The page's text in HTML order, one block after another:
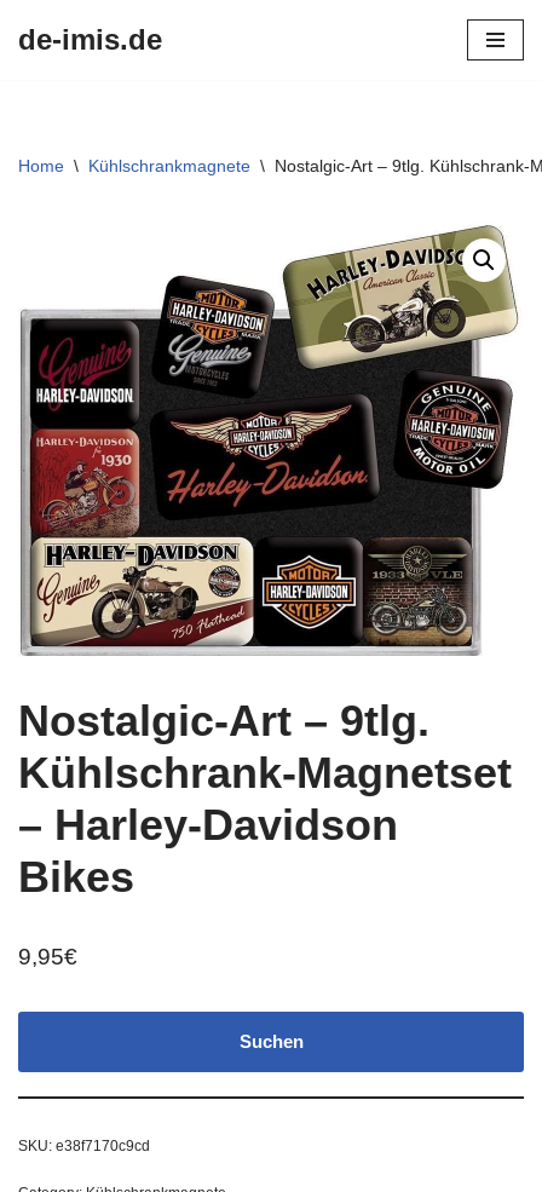
de-imis.de
Home \ Kühlschrankmagnete \ Nostalgic-Art – 9tlg. Kühlschrank-
Nostalgic-Art – 9tlg.
Kühlschrank-Magnetset
– Harley-Davidson
Bikes
9,95€
Suchen
SKU: e38f7170c9cd